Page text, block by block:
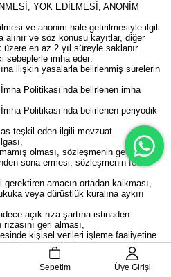
YOK EDİLMESİ, ANONİM
ve anonim hale getirilmesiyle ilgili
alınır ve söz konusu kayıtlar, diğer
en az 2 yıl süreyle saklanır.
sebeplerle imha eder:
ilişkin yasalarla belirlenmiş sürelerin
Politikası’nda belirlenen imha
Politikası’nda belirlenen periyodik
teşkil eden ilgili mevzuat
olması, sözleşmenin geçerli
sona ermesi, sözleşmenin feshi
amacın ortadan kalkması,
veya dürüstlük kuralına aykırı
açık rıza şartına istinaden
geri alması,
kişisel verileri işleme faaliyetine
kabul edilmesi,
kişisel verilerinin silinmesi veya yok
başvuruyu reddetmesi, verdiği
Sepetim Üye Girişi